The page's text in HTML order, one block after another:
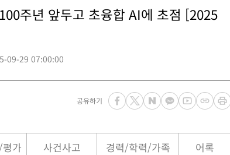
주년 앞두고 초융합 AI에 초점 [2025
09-29 07:00:00
공유하기
가 사건사고 경력/학력/가족 어록